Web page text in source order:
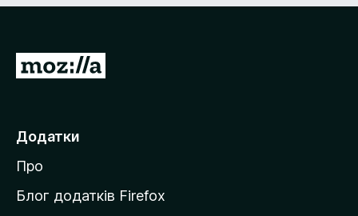
П
е
й
т
и
Додатки
Про
Блог додатків Firefox